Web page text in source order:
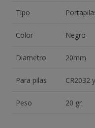
Tipo
Color Negro
Diametro 20mm
Para pilas CR2032
Peso 20 gr